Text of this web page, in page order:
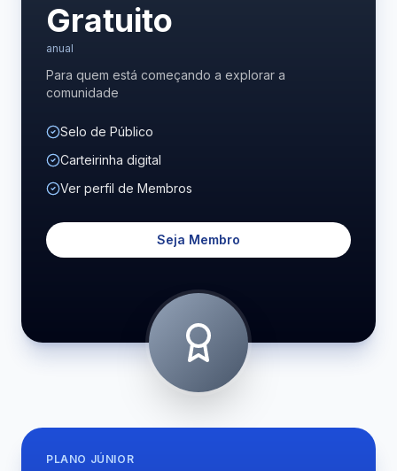
Gratuito
anual
Para quem está começando a explorar a
comunidade
Selo de Público
Carteirinha digital
Ver perfil de Membros
Seja Membro
PLANO JÚNIOR